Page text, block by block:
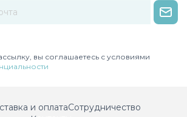
вы соглашаетесь с условиями
и оплатаСотрудничество